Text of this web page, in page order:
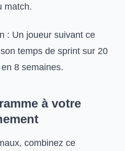
match.
: Un joueur suivant ce
temps de sprint sur 20
8 semaines.
à votre
combinez ce